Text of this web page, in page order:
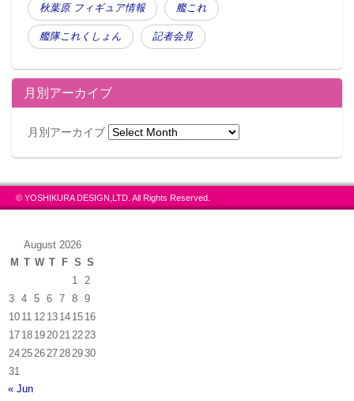
秋葉原 フィギュア情報 艦これ
艦隊これくしょん 記者会見
月別アーカイブ
月別アーカイブ
© YOSHIKURA DESIGN,LTD. All Rights Reserved.
August 2026
M T W T F S S
1
2
3
4 5 6 7 8
9
10 11 12 13 14 15 16
17 18 1920212223
24252627282930
31
« Jun